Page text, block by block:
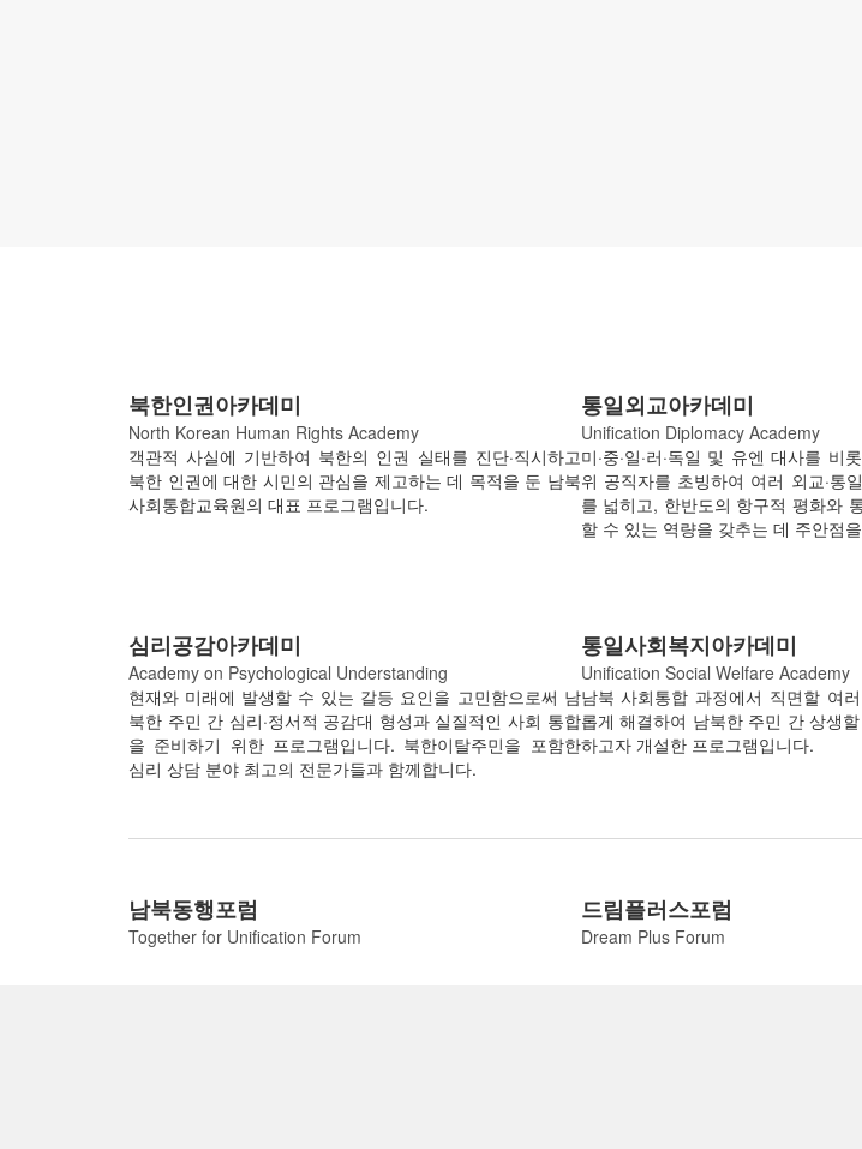
북한인권아카데미
North Korean Human Rights Academy
객관적 사실에 기반하여 북한의 인권 실태를 진단·직시하고
북한 인권에 대한 시민의 관심을 제고하는 데 목적을 둔 남북
사회통합교육원의 대표 프로그램입니다.
통일외교아카데미
Unification Diplomacy Academy
미·중·일·러·독일 및 유엔 대사를 비
위 공직자를 초빙하여 여러 외교·통
를 넓히고, 한반도의 항구적 평화와
할 수 있는 역량을 갖추는 데 주안점
심리공감아카데미
Academy on Psychological Understanding
현재와 미래에 발생할 수 있는 갈등 요인을 고민함으로써 남
북한 주민 간 심리·정서적 공감대 형성과 실질적인 사회 통합
을 준비하기 위한 프로그램입니다. 북한이탈주민을 포함한
심리 상담 분야 최고의 전문가들과 함께합니다.
통일사회복지아카데미
Unification Social Welfare Academy
남북 사회통합 과정에서 직면할 여
롭게 해결하여 남북한 주민 간 상생
하고자 개설한 프로그램입니다.
남북동행포럼
Together for Unification Forum
드림플러스포럼
Dream Plus Forum